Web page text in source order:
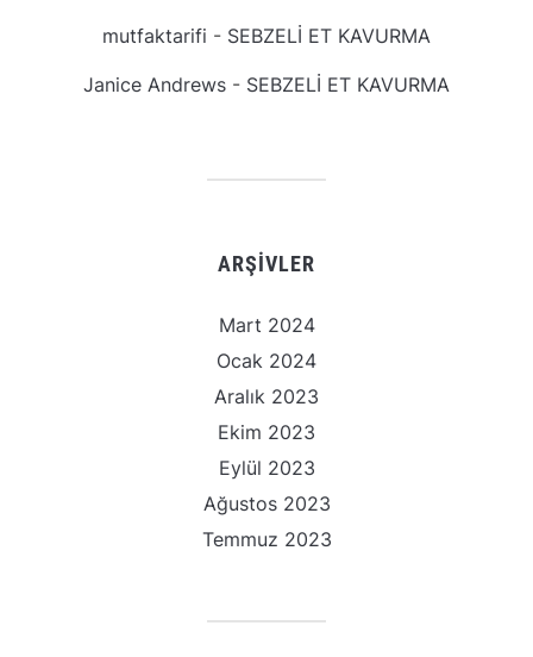
mutfaktarifi - SEBZELİ ET KAVURMA
Janice Andrews - SEBZELİ ET KAVURMA
ARŞIVLER
Mart 2024
Ocak 2024
Aralık 2023
Ekim 2023
Eylül 2023
Ağustos 2023
Temmuz 2023